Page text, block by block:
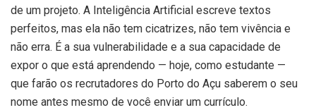
de um projeto. A Inteligência Artificial escreve textos
perfeitos, mas ela não tem cicatrizes, não tem vivência e
não erra. É a sua vulnerabilidade e a sua capacidade de
expor o que está aprendendo — hoje, como estudante —
que farão os recrutadores do Porto do Açu saberem o seu
nome antes mesmo de você enviar um currículo.